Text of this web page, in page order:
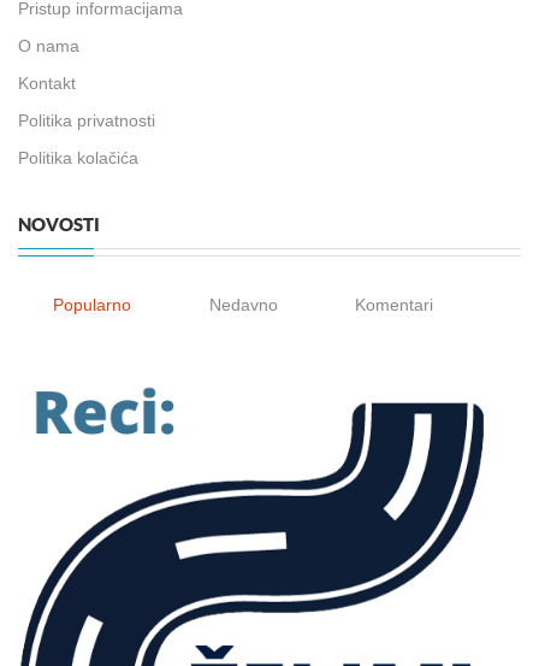
Pristup informacijama
O nama
Kontakt
Politika privatnosti
Politika kolačića
NOVOSTI
Popularno Nedavno Komentari